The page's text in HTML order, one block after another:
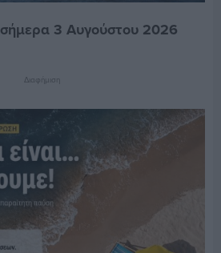
3 Αυγούστου 2026
Διαφήμιση